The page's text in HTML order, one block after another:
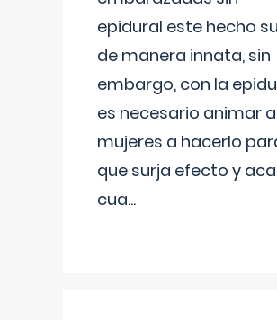
epidural este hecho
de manera innata, sin
embargo, con la
es necesario animar
mujeres a hacerlo
que surja efecto y
cua...